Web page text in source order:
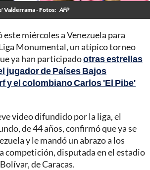
Valderrama - Fotos: AFP
este miércoles a Venezuela para
Monumental, un atípico torneo
ya han participadootras estrellas
jugador de Países Bajos
y el colombiano Carlos 'El Pibe'
video difundido por la liga, el
de 44 años, confirmó que ya se
y le mandó un abrazo a los
competición, disputada en el estadio
de Caracas.